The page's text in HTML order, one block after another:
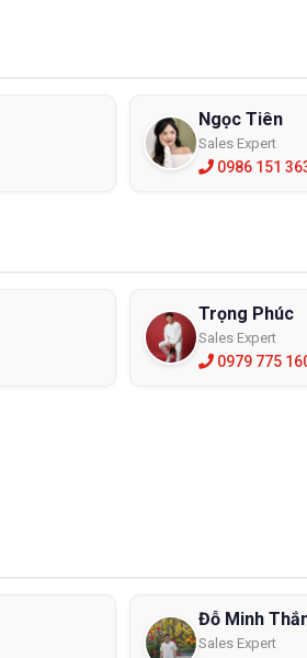
cho mắt.
vị thế của mình hơn trên thị trường.
sản phẩm của ECO3D đang mở rộng
tranh. Bởi công ty nhập khẩu trực tiếp
Ngọc Tiên
Sales Expert
0986 151
Trọng Phúc
Sales Expert
0979 775
Đỗ Minh
Sales Expert